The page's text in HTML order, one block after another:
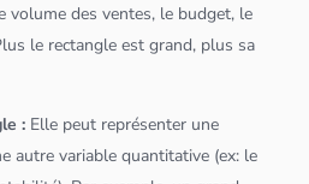
volume des ventes, le budget, le
le rectangle est grand, plus sa
: Elle peut représenter une
autre variable quantitative (ex: le